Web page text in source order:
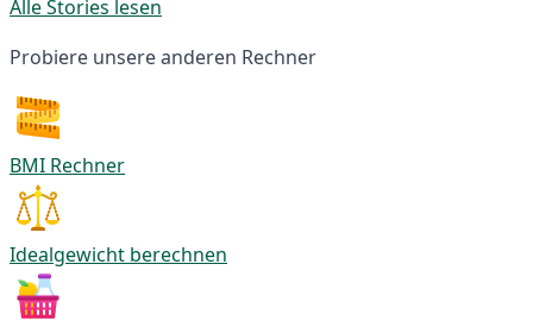
Alle Stories lesen
Probiere unsere anderen Rechner
BMI Rechner
Idealgewicht berechnen